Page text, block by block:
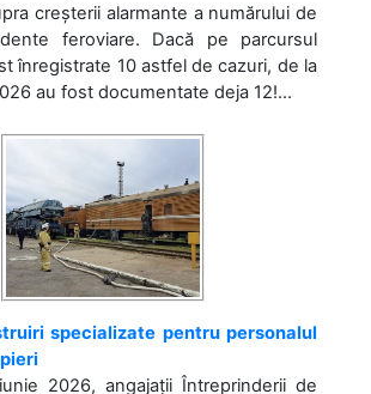
creșterii alarmante a numărului de
feroviare. Dacă pe parcursul
înregistrate 10 astfel de cazuri, de la
au fost documentate deja 12!...
specializate pentru personalul
2026, angajații Întreprinderii de